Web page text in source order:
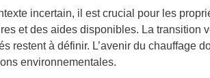
incertain, il est crucial pour les
et des aides disponibles. La transition
restent à définir. L’avenir du chauffage
environnementales.